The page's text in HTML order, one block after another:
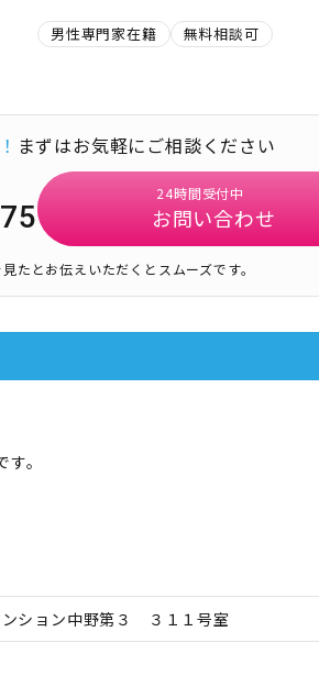
男性専門家在籍 無料相談可
まずはお気軽にご相談ください
24時間受付中
お問い合わせ
たとお伝えいただくとスムーズです。
。
ション中野第３ ３１１号室